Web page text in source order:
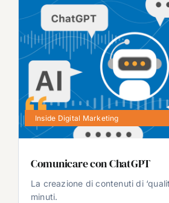
Inside Digital Marketing
Comunicare con ChatGPT
La creazione di contenuti di
minuti.